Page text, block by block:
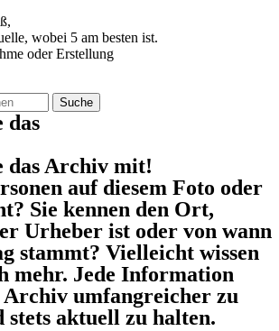
wobei 5 am besten ist.
oder Erstellung
Suche
das
das Archiv mit!
auf diesem Foto oder
Sie kennen den Ort,
Urheber ist oder von wann
stammt? Vielleicht wissen
mehr. Jede Information
Archiv umfangreicher zu
stets aktuell zu halten.